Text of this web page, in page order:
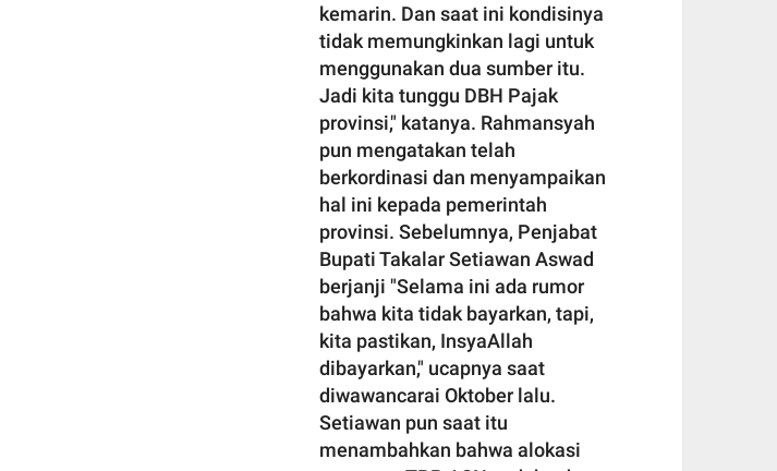
kemarin. Dan saat ini kondisinya
tidak memungkinkan lagi untuk
menggunakan dua sumber itu.
Jadi kita tunggu DBH Pajak
provinsi," katanya. Rahmansyah
pun mengatakan telah
berkordinasi dan menyampaikan
hal ini kepada pemerintah
provinsi. Sebelumnya, Penjabat
Bupati Takalar Setiawan Aswad
berjanji "Selama ini ada rumor
bahwa kita tidak bayarkan, tapi,
kita pastikan, InsyaAllah
dibayarkan," ucapnya saat
diwawancarai Oktober lalu.
Setiawan pun saat itu
menambahkan bahwa alokasi